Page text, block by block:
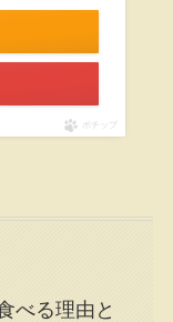
ポチップ
べる理由と